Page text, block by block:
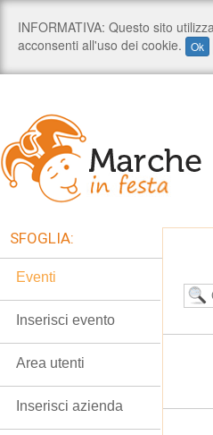
SFOGLIA:
Eventi
Inserisci evento
Area utenti
Inserisci azienda